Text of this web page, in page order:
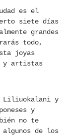
es el
siete días
grandes
todo,
joyas
y artistas
Liliuokalani y
y
no te
de los